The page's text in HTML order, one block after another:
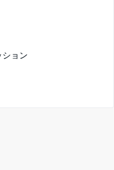
ョン